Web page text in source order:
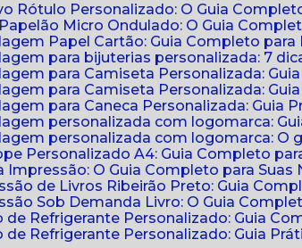
Rótulo Personalizado: O Guia
Papelão Micro Ondulado: O Guia
Papel Cartão: Guia Completo
para bijuterias personalizada: 7
para Camiseta Personalizada:
para Camiseta Personalizada:
para Caneca Personalizada: Guia
personalizada com logomarca:
personalizada com logomarca: O
Personalizado A4: Guia Completo
Impressão: O Guia Completo para Suas
de Livros Ribeirão Preto: Guia
Sob Demanda Livro: O Guia
de Refrigerante Personalizado: Guia
de Refrigerante Personalizado: Guia